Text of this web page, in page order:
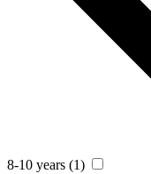
8-10 years (1)